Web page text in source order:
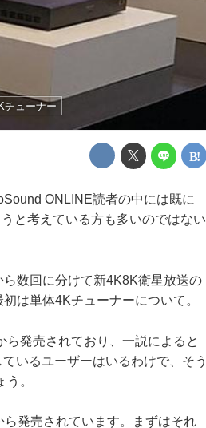
チューナー
ONLINE読者の中には既に
と考えている方も多いのではない
数回に分けて新4K8K衛星放送の
は単体4Kチューナーについて。
発売されており、一説によると
いるユーザーはいるわけで、そう
。
発売されています。まずはそれ